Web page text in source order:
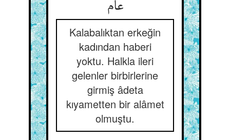
عام
Kalabalıktan erkeğin
kadından haberi
yoktu. Halkla ileri
gelenler birbirlerine
girmiş âdeta
kıyametten bir alâmet
olmuştu.